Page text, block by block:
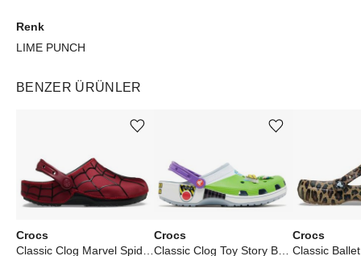
Renk
LIME PUNCH
BENZER ÜRÜNLER
Crocs
Ürünü istek listesine ekle veya listeden çıkar
Crocs
Ürünü istek listesine ekle veya listeden çıkar
Crocs